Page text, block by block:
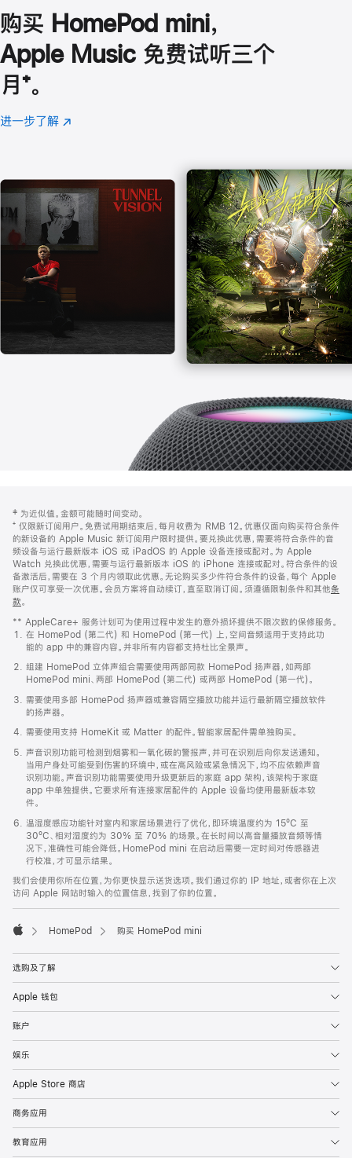
购买 HomePod mini，
Apple Music 免费试听三个
月 脚
注
⁺。
进一步了解 Apple
(在
口
中
打
开)
页
页
脚
注
‡ 为近似值。金额可能随时间变动。
⁺ 仅限新订阅用户。免费试用期结束后，每月收费为 RMB 12。优惠仅面向购买符合条件
的新设备的 Apple Music 新订阅用户限时提供。要兑换此优惠，需要将符合条件的音
频设备与运行最新版本 iOS 或 iPadOS 的 Apple 设备连接或配对。为 Apple
Watch 兑换此优惠，需要与运行最新版本 iOS 的 iPhone 连接或配对。符合条件的设
备激活后，需要在 3 个月内领取此优惠。无论购买多少件符合条件的设备，每个 Apple
账户仅可享受一次优惠。会员方案将自动续订，直至取消订阅。须遵循限制条件和其他条
款。
窗
口
中
打
开)
** AppleCare+ 服务计划可为使用过程中发生的意外损坏提供不限次数的保修服务。
在 HomePod (第二代) 和 HomePod (第一代) 上，空间音频适用于支持此功
能的 app 中的兼容内容。并非所有内容都支持杜比全景声。
组建 HomePod 立体声组合需要使用两部同款 HomePod 扬声器，如两部
HomePod mini、两部 HomePod (第二代) 或两部 HomePod (第一代)。
需要使用多部 HomePod 扬声器或兼容隔空播放功能并运行最新隔空播放软件
的扬声器。
需要使用支持 HomeKit 或 Matter 的配件。智能家居配件需单独购买。
声音识别功能可检测到烟雾和一氧化碳的警报声，并可在识别后向你发送通知。
当用户身处可能受到伤害的环境中，或在高风险或紧急情况下，均不应依赖声音
识别功能。声音识别功能需要使用升级更新后的家庭 app 架构，该架构于家庭
app 中单独提供。它要求所有连接家居配件的 Apple 设备均使用最新版本软
件。
温湿度感应功能针对室内和家居场景进行了优化，即环境温度约为 15ºC 至
30ºC、相对湿度约为 30% 至 70% 的场景。在长时间以高音量播放音频等情
况下，准确性可能会降低。HomePod mini 在启动后需要一定时间对传感器进
行校准，才可显示结果。
我们会使用你所在位置，为你更快显示送货选项。我们通过你的 IP 地址，或者你在上次
访问 Apple 网站时输入的位置信息，找到了你的位置。
HomePod 购买 HomePod mini
选购及了解
Apple 钱包
账户
娱乐
Apple Store 商店
商务应用
教育应用